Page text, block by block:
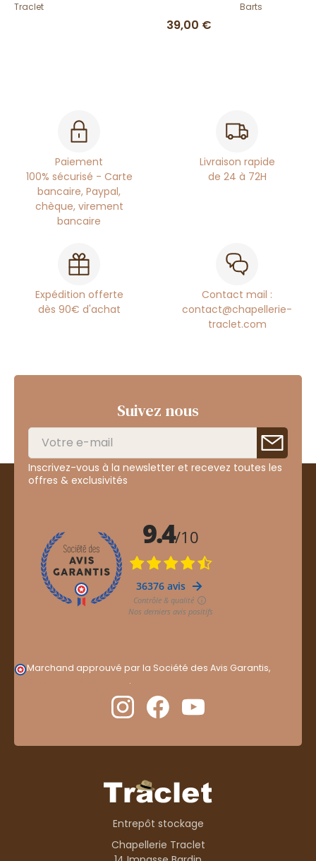
Traclet
39,00 €
Barts
Paiement
100% sécurisé - Carte
bancaire, Paypal,
chèque, virement
bancaire
Livraison rapide
de 24 à 72H
Expédition offerte
dès 90€ d'achat
Contact mail :
contact@chapellerie-
traclet.com
Suivez nous
Inscrivez-vous à la newsletter et recevez toutes les
offres & exclusivités
Marchand approuvé par la Société des Avis Garantis,
.
Entrepôt stockage
Chapellerie Traclet